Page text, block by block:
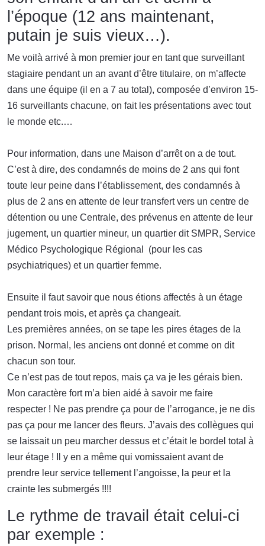
l’époque (12 ans maintenant,
putain je suis vieux…).
Me voilà arrivé à mon premier jour en tant que surveillant
stagiaire pendant un an avant d’être titulaire, on m’affecte
dans une équipe (il en a 7 au total), composée d’environ 15-
16 surveillants chacune, on fait les présentations avec tout
le monde etc.…
Pour information, dans une Maison d’arrêt on a de tout.
C’est à dire, des condamnés de moins de 2 ans qui font
toute leur peine dans l’établissement, des condamnés à
plus de 2 ans en attente de leur transfert vers un centre de
détention ou une Centrale, des prévenus en attente de leur
jugement, un quartier mineur, un quartier dit SMPR, Service
Médico Psychologique Régional (pour les cas
psychiatriques) et un quartier femme.
Ensuite il faut savoir que nous étions affectés à un étage
pendant trois mois, et après ça changeait.
Les premières années, on se tape les pires étages de la
prison. Normal, les anciens ont donné et comme on dit
chacun son tour.
Ce n’est pas de tout repos, mais ça va je les gérais bien.
Mon caractère fort m’a bien aidé à savoir me faire
respecter ! Ne pas prendre ça pour de l’arrogance, je ne dis
pas ça pour me lancer des fleurs. J’avais des collègues qui
se laissait un peu marcher dessus et c’était le bordel total à
leur étage ! Il y en a même qui vomissaient avant de
prendre leur service tellement l’angoisse, la peur et la
crainte les submergés !!!!
Le rythme de travail était celui-ci
par exemple :